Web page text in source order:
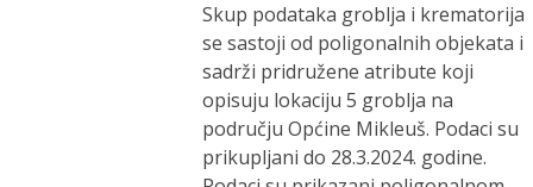
Skup podataka groblja i krematorija
se sastoji od poligonalnih objekata i
sadrži pridružene atribute koji
opisuju lokaciju 5 groblja na
području Općine Mikleuš. Podaci su
prikupljani do 28.3.2024. godine.